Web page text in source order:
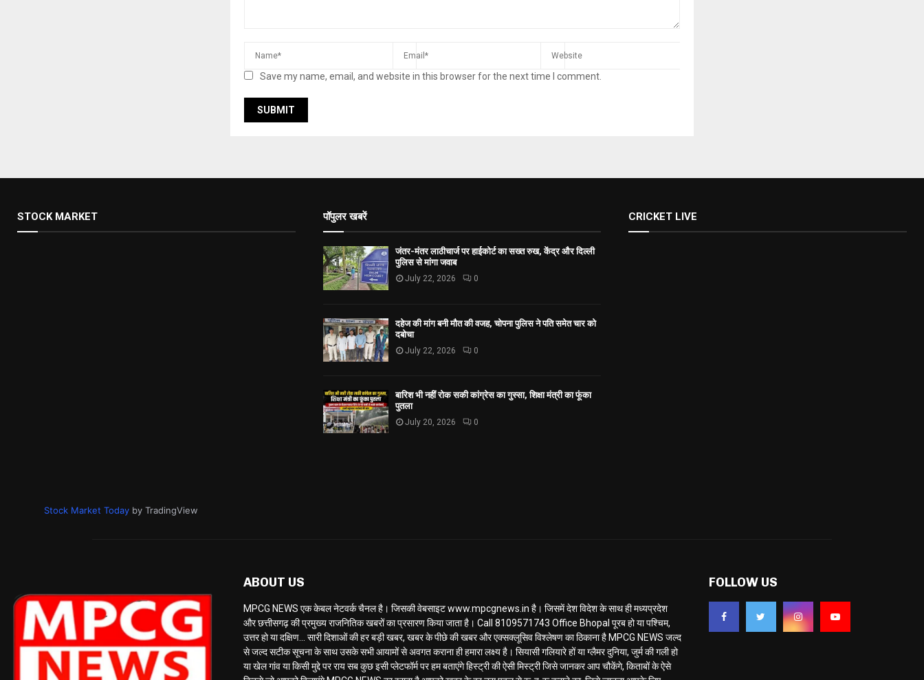
Save my name, email, and website in this browser for the next time I comment.
STOCK MARKET
Stock Market Today by TradingView
पॉपुलर खबरें
जंतर-मंतर लाठीचार्ज पर हाईकोर्ट का सख्त रुख, केंद्र और दिल्ली
पुलिस से मांगा जवाब
July 22, 2026 0
दहेज की मांग बनी मौत की वजह, चोपना पुलिस ने पति समेत चार को
दबोचा
July 22, 2026 0
बारिश भी नहीं रोक सकी कांग्रेस का गुस्सा, शिक्षा मंत्री का फूंका
पुतला
July 20, 2026 0
CRICKET LIVE
ABOUT US
MPCG NEWS एक केबल नेटवर्क चैनल है। जिसकी वेबसाइट www.mpcgnews.in है। जिसमें देश विदेश के साथ ही मध्यप्रदेश
और छत्तीसगढ़ की प्रमुख्य राजनितिक खबरों का प्रसारण किया जाता है। Call 8109571743 Office Bhopal पूरब हो या पश्चिम,
उत्तर हो या दक्षिण... सारी दिशाओं की हर बड़ी खबर, खबर के पीछे की खबर और एक्सक्लूसिव विश्लेषण का ठिकाना है MPCG NEWS जल्द
से जल्द सटीक सूचना के साथ उसके सभी आयामों से अवगत कराना ही हमारा लक्ष्य है। सियासी गलियारे हों या ग्लैमर दुनिया, जुर्म की गली हो
या खेल गांव या किसी मुद्दे पर राय सब कुछ इसी प्लेटफॉर्म पर हम बताएंगे हिस्ट्री की ऐसी मिस्ट्री जिसे जानकर आप चौकेंगे, किताबों के ऐसे
FOLLOW US